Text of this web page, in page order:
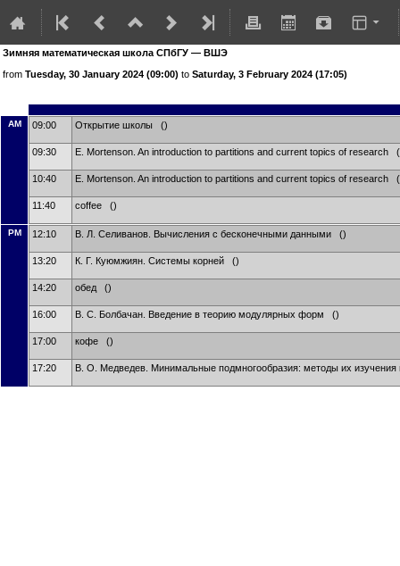
Зимняя математическая школа СПбГУ — ВШЭ
from Tuesday, 30 January 2024 (09:00) to Saturday, 3 February 2024 (17:05)
AM 09:00 Открытие школы ()
09:30 E. Mortenson. An introduction to partitions and current topics of research
10:40 E. Mortenson. An introduction to partitions and current topics of research
11:40 coffee ()
PM 12:10 В. Л. Селиванов. Вычисления с бесконечными данными ()
13:20 К. Г. Куюмжиян. Системы корней ()
14:20 обед ()
16:00 В. С. Болбачан. Введение в теорию модулярных форм ()
17:00 кофе ()
17:20 В. О. Медведев. Минимальные подмногообразия: методы их